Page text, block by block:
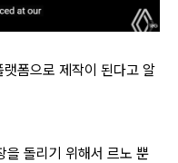
폼으로 제작이 된다고 알
을 돌리기 위해서 르노 뿐